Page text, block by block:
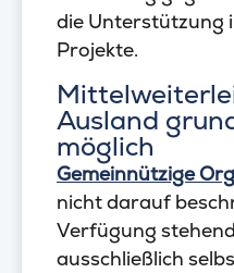
die Unterstützung
Projekte.
Ausland
möglich
Gemeinnützige
nicht darauf
Verfügung
ausschließlich